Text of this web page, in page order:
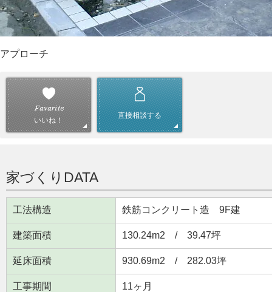
アプローチ
いいね！
直接相談する
家づくりDATA
工法構造 鉄筋コンクリート造 9F建
建築面積 130.24m2 / 39.47坪
延床面積 930.69m2 / 282.03坪
工事期間 11ヶ月